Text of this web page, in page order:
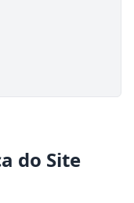
do Site